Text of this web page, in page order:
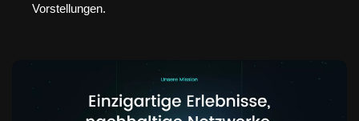
Vorstellungen.